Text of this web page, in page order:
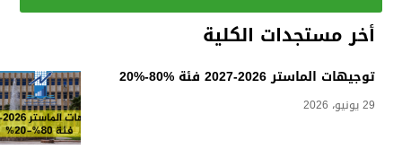
أخر مستجدات الكلية
توجيهات الماستر 2026-2027 فئة %80-%20
29 يونيو، 2026